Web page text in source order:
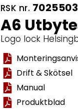
RSK nr. 7025503
A6
Logo lock
Drift & Skötsel
Manual
Produktblad